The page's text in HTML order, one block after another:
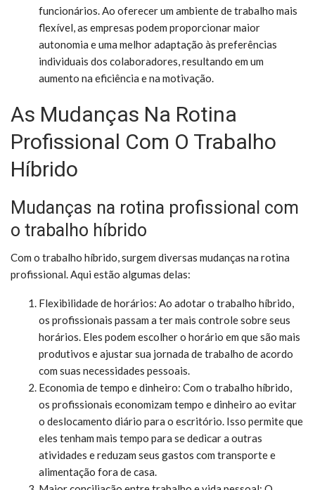
funcionários. Ao oferecer um ambiente de trabalho mais
flexível, as empresas podem proporcionar maior
autonomia e uma melhor adaptação às preferências
individuais dos colaboradores, resultando em um
aumento na eficiência e na motivação.
As Mudanças Na Rotina
Profissional Com O Trabalho
Híbrido
Mudanças na rotina profissional com
o trabalho híbrido
Com o trabalho híbrido, surgem diversas mudanças na rotina
profissional. Aqui estão algumas delas:
Flexibilidade de horários: Ao adotar o trabalho híbrido,
os profissionais passam a ter mais controle sobre seus
horários. Eles podem escolher o horário em que são mais
produtivos e ajustar sua jornada de trabalho de acordo
com suas necessidades pessoais.
Economia de tempo e dinheiro: Com o trabalho híbrido,
os profissionais economizam tempo e dinheiro ao evitar
o deslocamento diário para o escritório. Isso permite que
eles tenham mais tempo para se dedicar a outras
atividades e reduzam seus gastos com transporte e
alimentação fora de casa.